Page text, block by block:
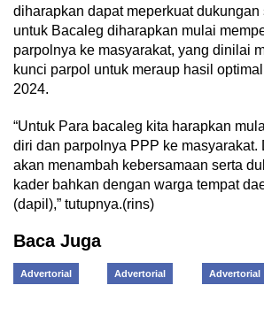
diharapkan dapat meperkuat dukungan
untuk Bacaleg diharapkan mulai
parpolnya ke masyarakat, yang dinilai
kunci parpol untuk meraup hasil
2024.
“Untuk Para bacaleg kita harapkan
diri dan parpolnya PPP ke masyarakat.
akan menambah kebersamaan serta
kader bahkan dengan warga tempat
(dapil),” tutupnya.(rins)
Baca Juga
Advertorial Advertorial Advertorial